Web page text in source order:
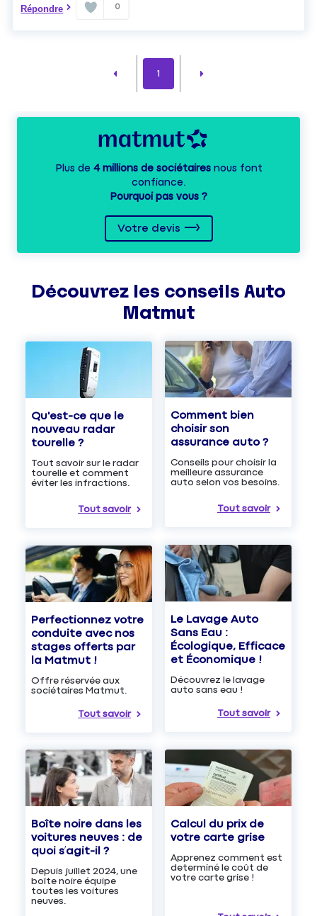
Répondre 0
1
Plus de 4 millions de sociétairesnous font
confiance.
Pourquoi pas vous ?
Votre devis
Découvrez les conseils Auto
Matmut
Qu'est-ce que le
nouveau radar
tourelle ?
Tout savoir sur le radar
tourelle et comment
éviter les infractions.
Tout savoir
Comment bien
choisir son
assurance auto ?
Conseils pour choisir la
meilleure assurance
auto selon vos besoins.
Tout savoir
Perfectionnez votre
conduite avec nos
stages offerts par
la Matmut !
Offre réservée aux
sociétaires Matmut.
Tout savoir
Le Lavage Auto
Sans Eau :
Écologique, Efficace
et Économique !
Découvrez le lavage
auto sans eau !
Tout savoir
Boîte noire dans les
voitures neuves : de
quoi s’agit-il ?
Depuis juillet 2024, une
boîte noire équipe
toutes les voitures
neuves.
Calcul du prix de
votre carte grise
Apprenez comment est
determiné le coût de
votre carte grise !